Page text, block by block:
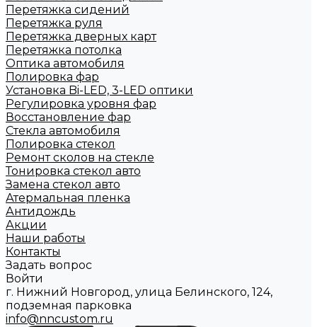
Перетяжка сидений
Перетяжка руля
Перетяжка дверных карт
Перетяжка потолка
Оптика автомобиля
Полировка фар
Установка Bi-LED, 3-LED оптики
Регулировка уровня фар
Восстановление фар
Стекла автомобиля
Полировка стекол
Ремонт сколов на стекле
Тонировка стекол авто
Замена стекол авто
Атермальная пленка
Антидождь
Акции
Наши работы
Контакты
Задать вопрос
Войти
г. Нижний Новгород, улица Белинского, 124,
подземная парковка
info@nncustom.ru